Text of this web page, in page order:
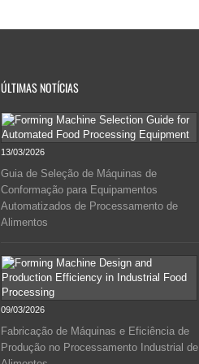
ÚLTIMAS NOTÍCIAS
13/03/2026
Guia de Seleção de Máquinas de
Conformação para Equipamentos
Automatizados de Processamento de
Alimentos
09/03/2026
Fabricação de Máquinas e Eficiência de
Produção no Processamento Industrial de